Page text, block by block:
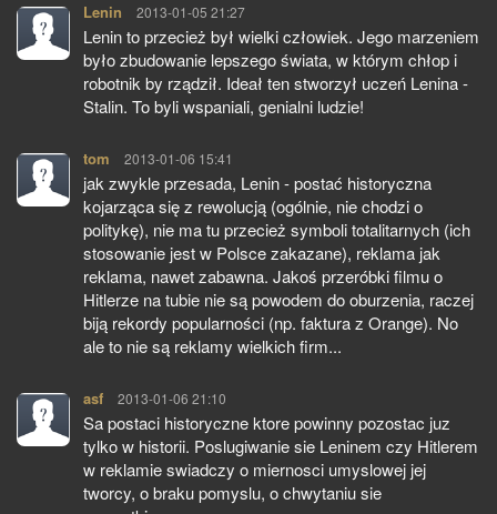
Lenin pisze:
2013-01-05 21:27
Lenin to przecież był wielki człowiek. Jego marzeniem
było zbudowanie lepszego świata, w którym chłop i
robotnik by rządził. Ideał ten stworzył uczeń Lenina -
Stalin. To byli wspaniali, genialni ludzie!
tom pisze:
2013-01-06 15:41
jak zwykle przesada, Lenin - postać historyczna
kojarząca się z rewolucją (ogólnie, nie chodzi o
politykę), nie ma tu przecież symboli totalitarnych (ich
stosowanie jest w Polsce zakazane), reklama jak
reklama, nawet zabawna. Jakoś przeróbki filmu o
Hitlerze na tubie nie są powodem do oburzenia, raczej
biją rekordy popularności (np. faktura z Orange). No
ale to nie są reklamy wielkich firm...
asf pisze:
2013-01-06 21:10
Sa postaci historyczne ktore powinny pozostac juz
tylko w historii. Poslugiwanie sie Leninem czy Hitlerem
w reklamie swiadczy o miernosci umyslowej jej
tworcy, o braku pomyslu, o chwytaniu sie